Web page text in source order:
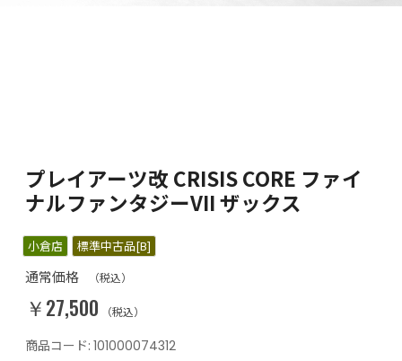
プレイアーツ改 CRISIS CORE ファイ
ナルファンタジーVII ザックス
小倉店 標準中古品[B]
通常価格 （税込）
￥27,500 （税込）
商品コード: 101000074312